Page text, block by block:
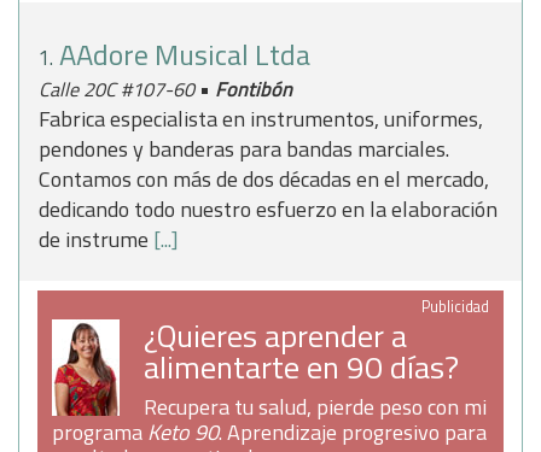
1. AAdore Musical Ltda
Calle 20C #107-60 • Fontibón
Fabrica especialista en instrumentos, uniformes,
pendones y banderas para bandas marciales.
Contamos con más de dos décadas en el mercado,
dedicando todo nuestro esfuerzo en la elaboración
de instrume [...]
Publicidad
¿Quieres aprender a
alimentarte en 90 días?
Recupera tu salud, pierde peso con mi
programaKeto 90. Aprendizaje progresivo para